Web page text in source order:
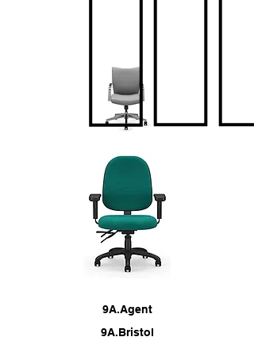
9A.Agent
9A.Bristol